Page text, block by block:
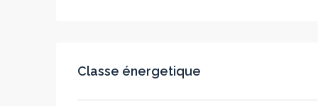
Classe énergetique